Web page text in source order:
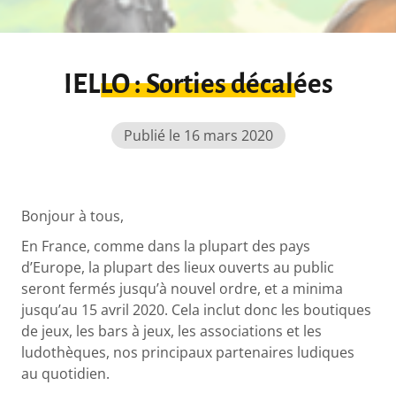
IELLO : Sorties décalées
Publié le 16 mars 2020
Bonjour à tous,
En France, comme dans la plupart des pays
d’Europe, la plupart des lieux ouverts au public
seront fermés jusqu’à nouvel ordre, et a minima
jusqu’au 15 avril 2020. Cela inclut donc les boutiques
de jeux, les bars à jeux, les associations et les
ludothèques, nos principaux partenaires ludiques
au quotidien.